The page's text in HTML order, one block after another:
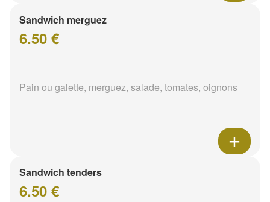
Sandwich merguez
6.50 €
Pain ou galette, merguez, salade, tomates, oignons
Sandwich tenders
6.50 €